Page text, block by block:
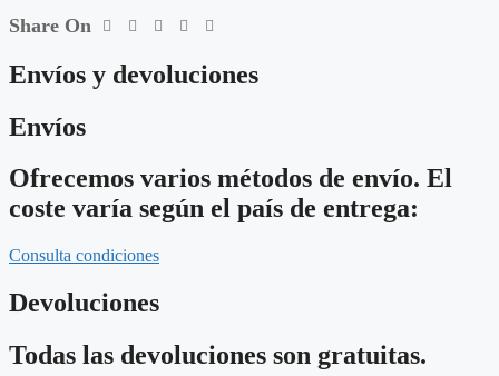
Share On
Envíos y devoluciones
Envíos
Ofrecemos varios métodos de envío. El
coste varía según el país de entrega:
Consulta condiciones
Devoluciones
Todas las devoluciones son gratuitas.